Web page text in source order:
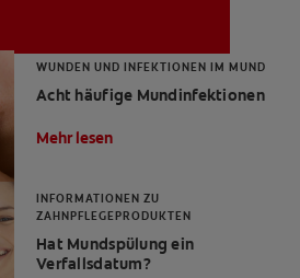
MISSION
FÜR FACHKREISE
WUNDEN UND INFEKTIONEN IM MUND
Acht häufige Mundinfektionen
Mehr lesen
INFORMATIONEN ZU
ZAHNPFLEGEPRODUKTEN
Hat Mundspülung ein
Verfallsdatum?